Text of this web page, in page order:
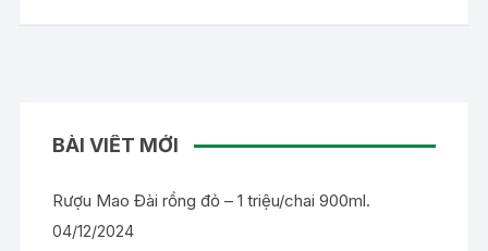
BÀI VIẾT MỚI
Rượu Mao Đài rồng đỏ – 1 triệu/chai 900ml.
04/12/2024